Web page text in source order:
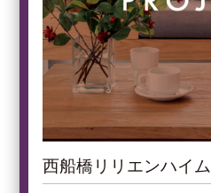
西船橋リリエンハイム